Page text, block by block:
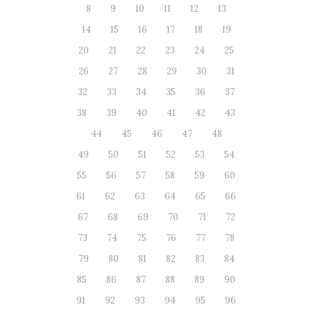
8 9 10 11 12
13
14
15 16 17 18
19
20
21 22 23 24
25
26
27 28 29 30
31
32
33 34 35 36
37
38
39 40 41 42
43
44
45 46 47
48
49
50 51 52 53
54
55
56 57 58 59
60
61
62 63 64 65
66
67
68 69 70 71
72
73
74 75 76 77
78
79
80 81 82 83
84
85
86 87 88 89
90
91
92 93 94 95
96